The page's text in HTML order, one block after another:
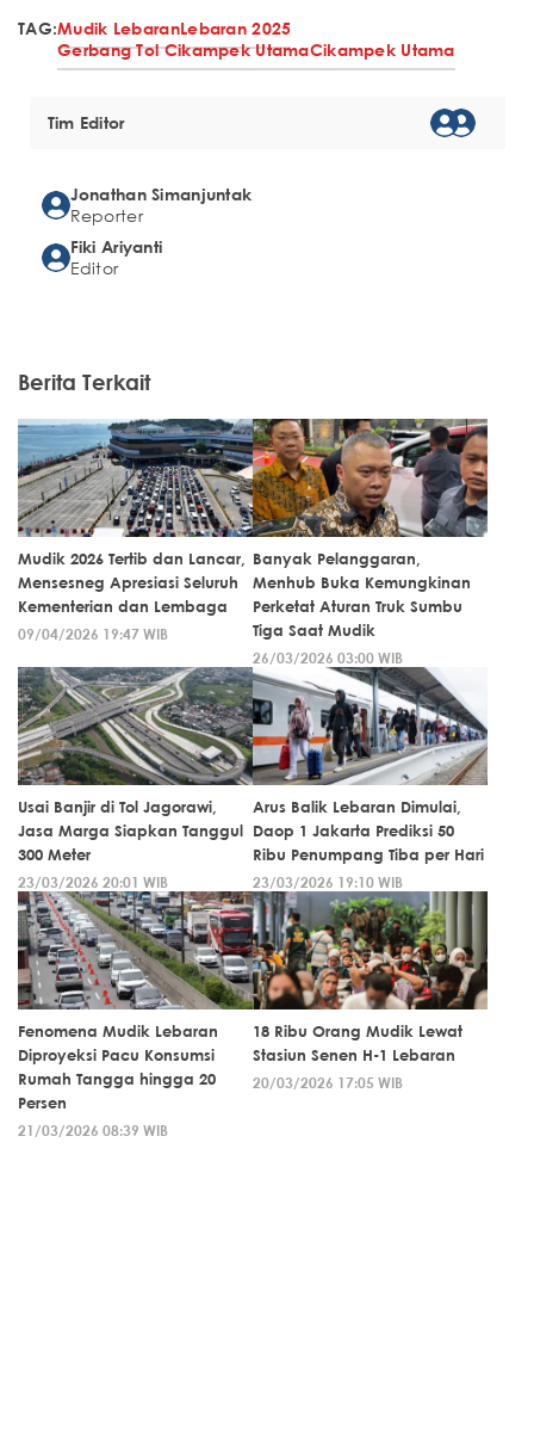
TAG:Mudik LebaranLebaran 2025
Gerbang Tol Cikampek UtamaCikampek Utama
Tim Editor
Jonathan Simanjuntak
Reporter
Fiki Ariyanti
Editor
Berita Terkait
Mudik 2026 Tertib dan Lancar,
Mensesneg Apresiasi Seluruh
Kementerian dan Lembaga
09/04/2026 19:47 WIB
Banyak Pelanggaran,
Menhub Buka Kemungkinan
Perketat Aturan Truk Sumbu
Tiga Saat Mudik
26/03/2026 03:00 WIB
Usai Banjir di Tol Jagorawi,
Jasa Marga Siapkan Tanggul
300 Meter
23/03/2026 20:01 WIB
Arus Balik Lebaran Dimulai,
Daop 1 Jakarta Prediksi 50
Ribu Penumpang Tiba per Hari
23/03/2026 19:10 WIB
Fenomena Mudik Lebaran
Diproyeksi Pacu Konsumsi
Rumah Tangga hingga 20
Persen
21/03/2026 08:39 WIB
18 Ribu Orang Mudik Lewat
Stasiun Senen H-1 Lebaran
20/03/2026 17:05 WIB